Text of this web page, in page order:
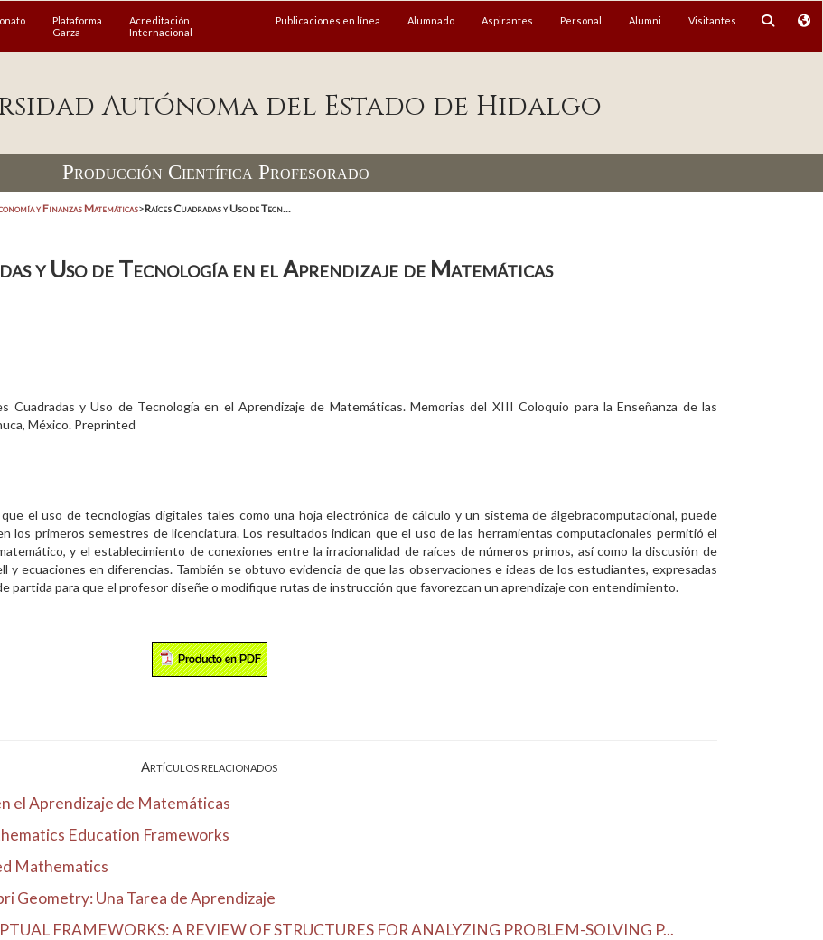
Plataforma
Garza
Acreditación
Internacional
Publicaciones en línea Alumnado Aspirantes Personal Alumni Visitantes
Autónoma del Estado de Hidalgo
Producción Científica Profesorado
y Finanzas Matemáticas>Raíces Cuadradas y Uso de Tecn...
y Uso de Tecnología en el Aprendizaje de Matemáticas
Cuadradas y Uso de Tecnología en el Aprendizaje de Matemáticas. Memorias del XIII Coloquio para la Enseñanza de las
México. Preprinted
el uso de tecnologías digitales tales como una hoja electrónica de cálculo y un sistema de álgebracomputacional, puede
los primeros semestres de licenciatura. Los resultados indican que el uso de las herramientas computacionales permitió el
y el establecimiento de conexiones entre la irracionalidad de raíces de números primos, así como la discusión de
ecuaciones en diferencias. También se obtuvo evidencia de que las observaciones e ideas de los estudiantes, expresadas
partida para que el profesor diseñe o modifique rutas de instrucción que favorezcan un aprendizaje con entendimiento.
Artículos relacionados
el Aprendizaje de Matemáticas
Education Frameworks
Mathematics
Geometry: Una Tarea de Aprendizaje
FRAMEWORKS: A REVIEW OF STRUCTURES FOR ANALYZING PROBLEM-SOLVING P...